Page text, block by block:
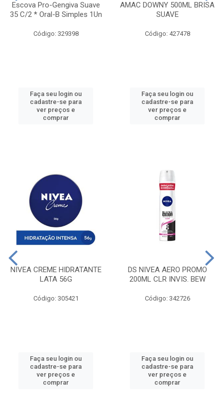
Escova Pro-Gengiva Suave
35 C/2 * Oral-B Simples 1Un
Código: 329398
Faça seu login ou
cadastre-se para
ver preços e
comprar
AMAC DOWNY 500ML BRISA
SUAVE
Código: 427478
Faça seu login ou
cadastre-se para
ver preços e
comprar
NIVEA CREME HIDRATANTE
LATA 56G
Código: 305421
Faça seu login ou
cadastre-se para
ver preços e
comprar
DS NIVEA AERO PROMO
200ML CLR INVIS. BEW
Código: 342726
Faça seu login ou
cadastre-se para
ver preços e
comprar